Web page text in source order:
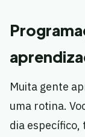
Muita gente
uma rotina.
dia específico,